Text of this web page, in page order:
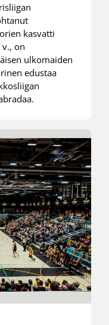
kasvatti
on
ulkomaiden
edustaa